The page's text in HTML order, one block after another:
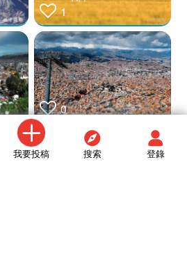
1
0
我要投稿 搜索 登錄